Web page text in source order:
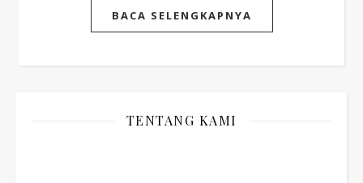
BACA SELENGKAPNYA
TENTANG KAMI